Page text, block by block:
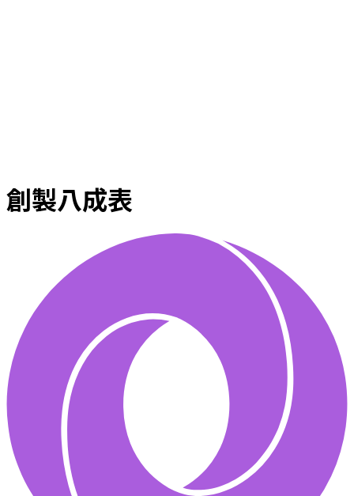
創製八成表